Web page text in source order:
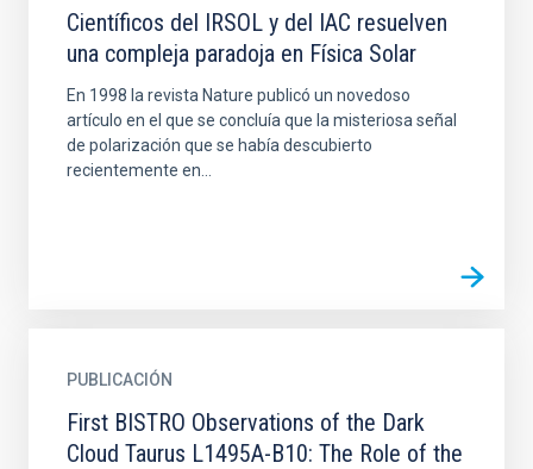
Científicos del IRSOL y del IAC resuelven
una compleja paradoja en Física Solar
En 1998 la revista Nature publicó un novedoso
artículo en el que se concluía que la misteriosa señal
de polarización que se había descubierto
recientemente en...
PUBLICACIÓN
First BISTRO Observations of the Dark
Cloud Taurus L1495A-B10: The Role of the